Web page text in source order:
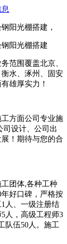
阳光棚搭建，
阳光棚搭建
范围覆盖北京、
水、涿州、固安
雄厚实力！
方面公司专业施
司设计、公司出
！期待与您的合
团体,各种工种
好口碑，严格按
人、一级注册结
人，高级工程师3
队伍50人。施工